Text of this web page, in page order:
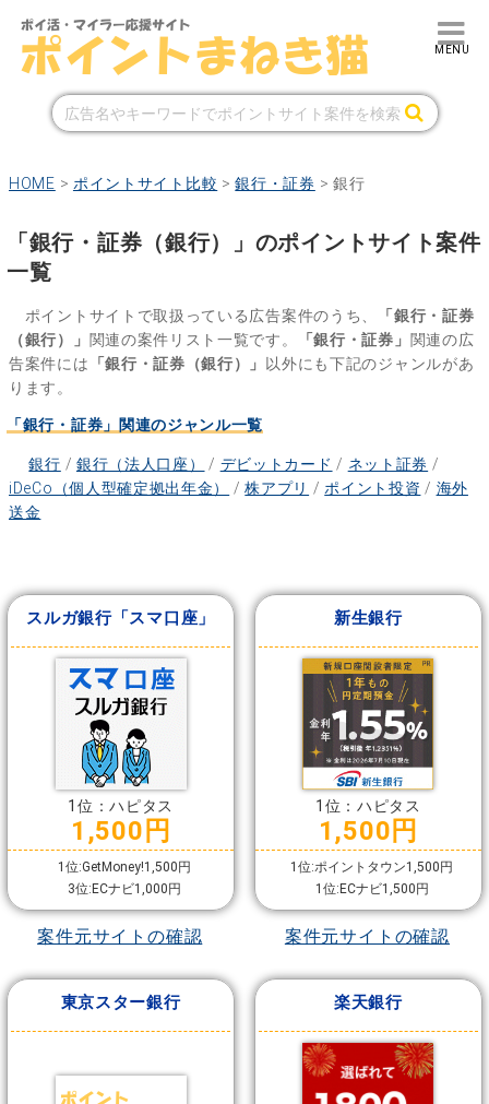
HOME > ポイントサイト比較 >銀行・証券 > 銀行
「銀行・証券（銀行）」のポイントサイト案件
一覧
ポイントサイトで取扱っている広告案件のうち、
「銀行・証券
（銀行）」 関連の案件リスト一覧です。 「銀行・証券」 関連の広
告案件には 「銀行・証券（銀行）」
以外にも下記のジャンルがあ
ります。
「銀行・証券」関連のジャンル一覧
銀行 / 銀行（法人口座） / デビットカード / ネット証券 /
iDeCo（個人型確定拠出年金）
/株アプリ / ポイント投資 / 海外
送金
スルガ銀行「スマ口座」
1位：ハピタス
1,500円
1位:GetMoney!1,500円
3位:ECナビ1,000円
案件元サイトの確認
新生銀行
1位：ハピタス
1,500円
1位:ポイントタウン1,500円
1位:ECナビ1,500円
案件元サイトの確認
東京スター銀行 楽天銀行